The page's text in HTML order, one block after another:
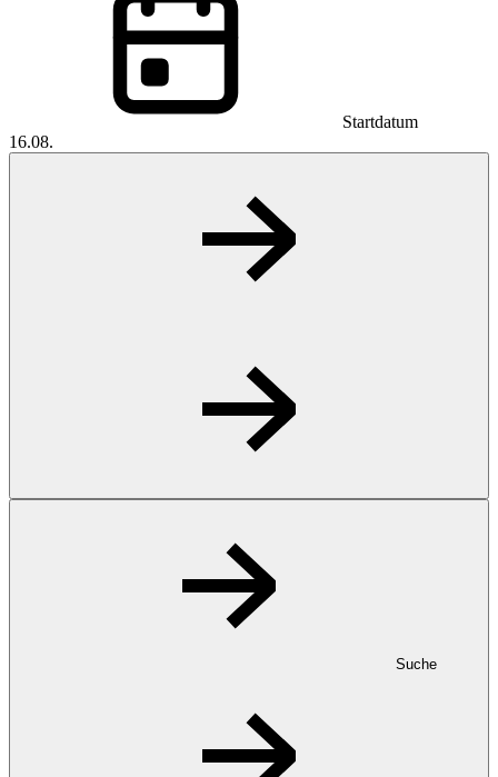
Startdatum
16.08.
Suche